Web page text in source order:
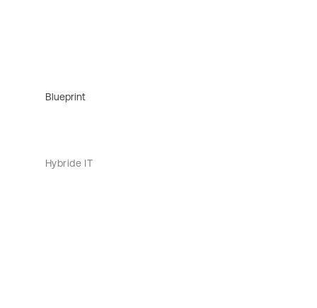
Blueprint
Hybride IT